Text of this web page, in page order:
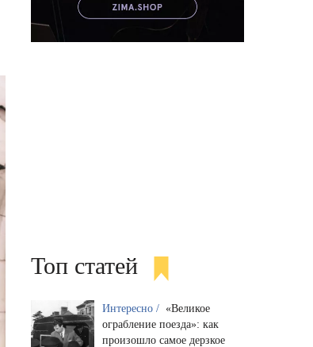
Топ статей
Интересно / «Великое
ограбление поезда»: как
произошло самое дерзкое